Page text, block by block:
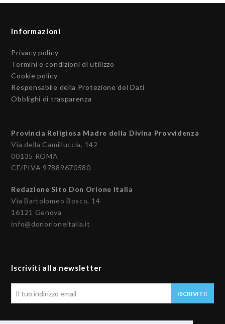
Informazioni
Privacy policy
Termini e condizioni di utilizzo
Cookie policy
Responsabile della Protezione dei Dati
Obblighi di trasparenza
Provincia Religiosa Madre della Divina Provvidenza
Via della Camilluccia, 142
00135 ROMA
CF/PIVA 97889670580
Redazione Sito Don Orione Italia
Via Bartolomeo Bosco, 14
16121 Genova
info@donorioneitalia.it
Iscriviti alla newsletter
ISCRIVITI!